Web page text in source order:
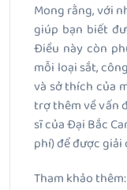
Mong rằng, với
giúp bạn biết
Điều này còn
mỗi loại sắt,
và sở thích của
trợ thêm về vấn
sĩ của Đại Bắc
phí) để được
Tham khảo thêm: